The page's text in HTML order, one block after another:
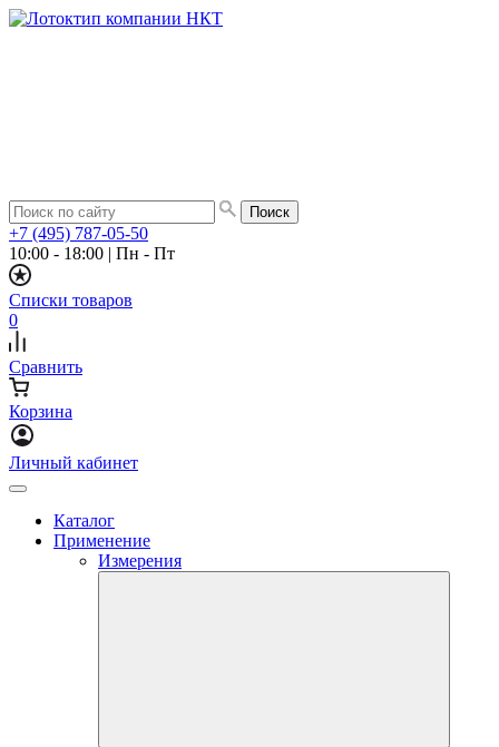
+7 (495) 787-05-50
10:00 - 18:00 | Пн - Пт
Списки товаров
0
Сравнить
Корзина
Личный кабинет
Каталог
Применение
Измерения